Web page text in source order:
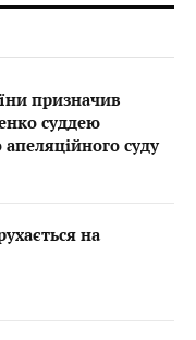
призначив
суддею
суду
на